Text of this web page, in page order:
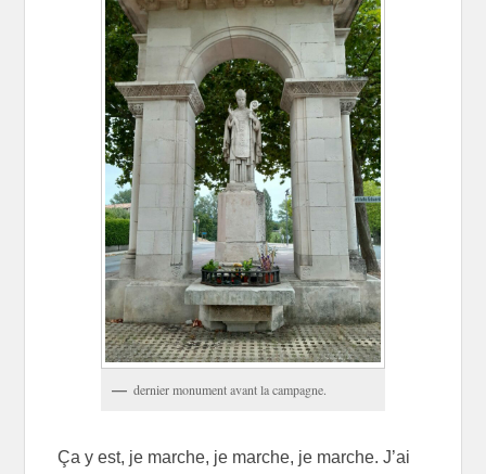
dernier monument avant la campagne.
Ça y est, je marche, je marche, je marche. J’ai